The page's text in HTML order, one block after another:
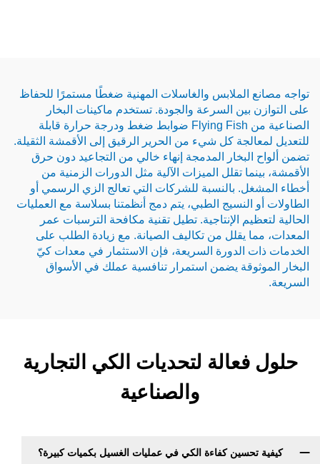
الملابس والغاسلات المهنية ضغطًا مستمرًا للحفاظ
السرعة والجودة. تستخدم ماكينات البخار
الصناعية من Flying Fish ضوابط ضغط ودرجة حرارة قابلة
كل شيء من الحرير الرقيق إلى الأقمشة الثقيلة.
المدمجة إنهاء خالي من التجاعيد دون حرق
تقلل الميزات الآلية مثل الدورات الزمنية من
بالنسبة للشركات التي تعالج الزي الرسمي أو
الطبي، يتم دمج أنظمتنا بسلاسة مع العمليات
الإنتاجية. تطيل تقنية مكافحة الترسبات عمر
يقلل من تكاليف الصيانة. مع زيادة الطلب على
الدورة السريعة، فإن الاستثمار في معدات كيّ
يضمن استمرار تنافسية عملك في الأسواق
لتحديات الكي التجارية
والصناعية
كفاءة الكي في عمليات الغسيل بكميات كبيرة؟